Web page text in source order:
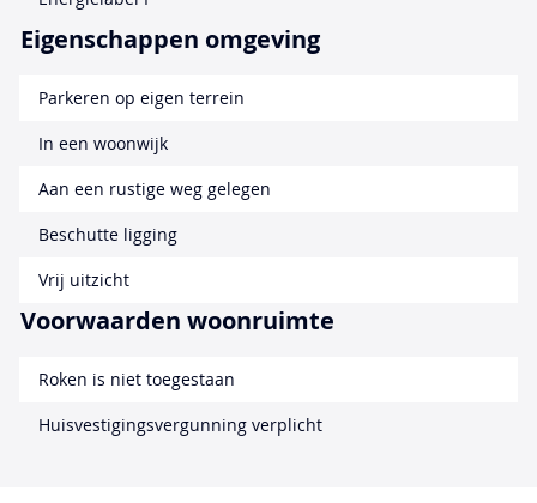
Eigenschappen omgeving
Parkeren op eigen terrein
In een woonwijk
Aan een rustige weg gelegen
Beschutte ligging
Vrij uitzicht
Voorwaarden woonruimte
Roken is niet toegestaan
Huisvestigingsvergunning verplicht